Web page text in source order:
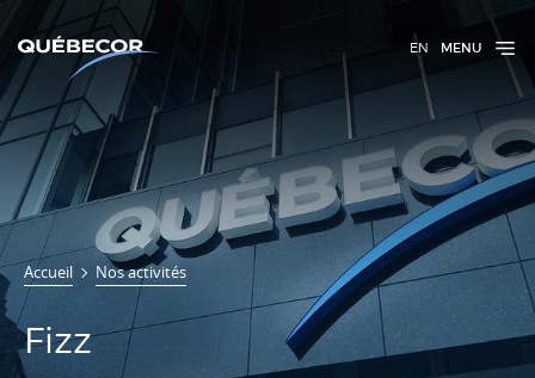
EN MENU
Accueil Nos activités
Fizz
Fizz